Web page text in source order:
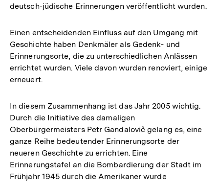
deutsch-jüdische Erinnerungen veröffentlicht wurden.
Einen entscheidenden Einfluss auf den Umgang mit
Geschichte haben Denkmäler als Gedenk- und
Erinnerungsorte, die zu unterschiedlichen Anlässen
errichtet wurden. Viele davon wurden renoviert, einige
erneuert.
In diesem Zusammenhang ist das Jahr 2005 wichtig.
Durch die Initiative des damaligen
Oberbürgermeisters Petr Gandalovič gelang es, eine
ganze Reihe bedeutender Erinnerungsorte der
neueren Geschichte zu errichten. Eine
Erinnerungstafel an die Bombardierung der Stadt im
Frühjahr 1945 durch die Amerikaner wurde